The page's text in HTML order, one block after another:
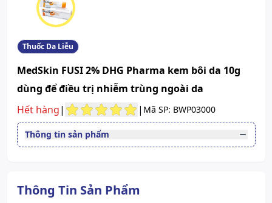
Thuốc Da Liễu
MedSkin FUSI 2% DHG Pharma kem bôi da 10g
dùng để điều trị nhiễm trùng ngoài da
Hết hàng| | Mã SP: BWP03000
Thông tin sản phẩm
Quy cách
Hộp
Thông Tin Sản Phẩm